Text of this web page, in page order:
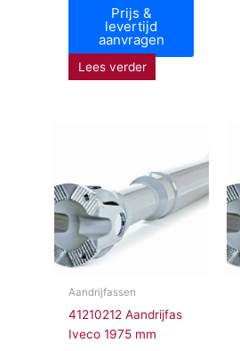
Prijs &
levertijd
aanvragen
Lees verder
Aandrijfassen
41210212 Aandrijfas
Iveco 1975 mm